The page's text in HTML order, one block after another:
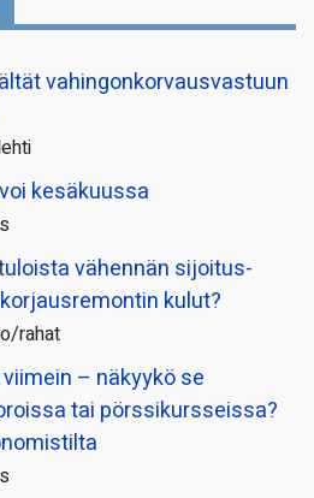
vahingonkorvausvastuun
kesäkuussa
vähennän sijoitus­
kulut?
rahat
– näkyykö se
tai pörssi­kursseissa?